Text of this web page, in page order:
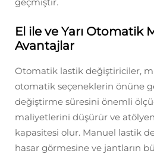
geçmiştir.
El ile ve Yarı Otomatik
Avantajlar
Otomatik lastik değiştiriciler,
otomatik seçeneklerin önüne
değiştirme süresini önemli
maliyetlerini düşürür ve
kapasitesi olur. Manuel lastik
hasar görmesine ve jantların